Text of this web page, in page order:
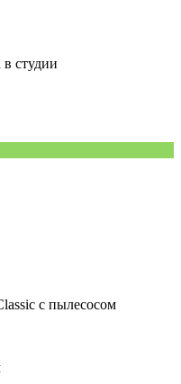
студии
с пылесосом